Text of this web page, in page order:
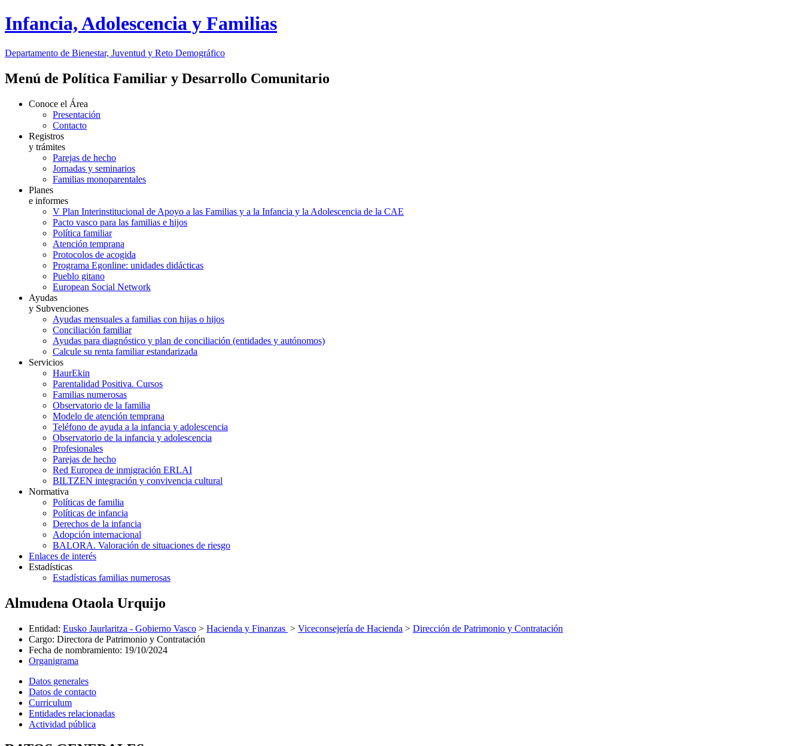
Infancia, Adolescencia y Familias
Departamento de Bienestar, Juventud y Reto Demográfico
Menú de Política Familiar y Desarrollo Comunitario
Conoce el Área
Presentación
Contacto
Registros
y trámites
Parejas de hecho
Jornadas y seminarios
Familias monoparentales
Planes
e informes
V Plan Interinstitucional de Apoyo a las Familias y a la Infancia y la Adolescencia de la CAE
Pacto vasco para las familias e hijos
Política familiar
Atención temprana
Protocolos de acogida
Programa Egonline: unidades didácticas
Pueblo gitano
European Social Network
Ayudas
y Subvenciones
Ayudas mensuales a familias con hijas o hijos
Conciliación familiar
Ayudas para diagnóstico y plan de conciliación (entidades y autónomos)
Calcule su renta familiar estandarizada
Servicios
HaurEkin
Parentalidad Positiva. Cursos
Familias numerosas
Observatorio de la familia
Modelo de atención temprana
Teléfono de ayuda a la infancia y adolescencia
Observatorio de la infancia y adolescencia
Profesionales
Parejas de hecho
Red Europea de inmigración ERLAI
BILTZEN integración y convivencia cultural
Normativa
Políticas de familia
Políticas de infancia
Derechos de la infancia
Adopción internacional
BALORA. Valoración de situaciones de riesgo
Enlaces de interés
Estadísticas
Estadísticas familias numerosas
Almudena Otaola Urquijo
Entidad: Eusko Jaurlaritza - Gobierno Vasco > Hacienda y Finanzas > Viceconsejería de Hacienda > Dirección de Patrimonio y Contratación
Cargo: Directora de Patrimonio y Contratación
Fecha de nombramiento: 19/10/2024
Organigrama
Datos generales
Datos de contacto
Curriculum
Entidades relacionadas
Actividad pública